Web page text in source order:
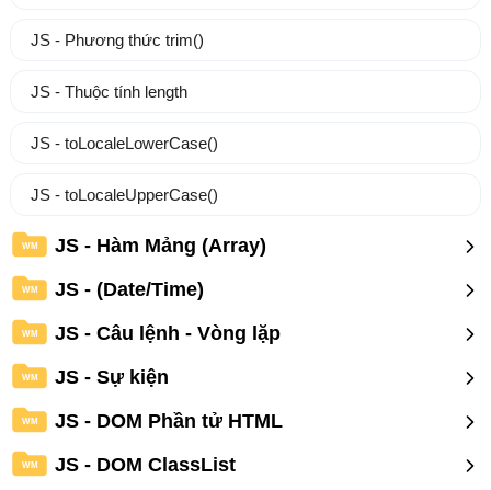
JS - Phương thức trim()
JS - Thuộc tính length
JS - toLocaleLowerCase()
JS - toLocaleUpperCase()
WM JS - Hàm Mảng (Array)
WM JS - (Date/Time)
WM JS - Câu lệnh - Vòng lặp
WM JS - Sự kiện
WM JS - DOM Phần tử HTML
WM JS - DOM ClassList